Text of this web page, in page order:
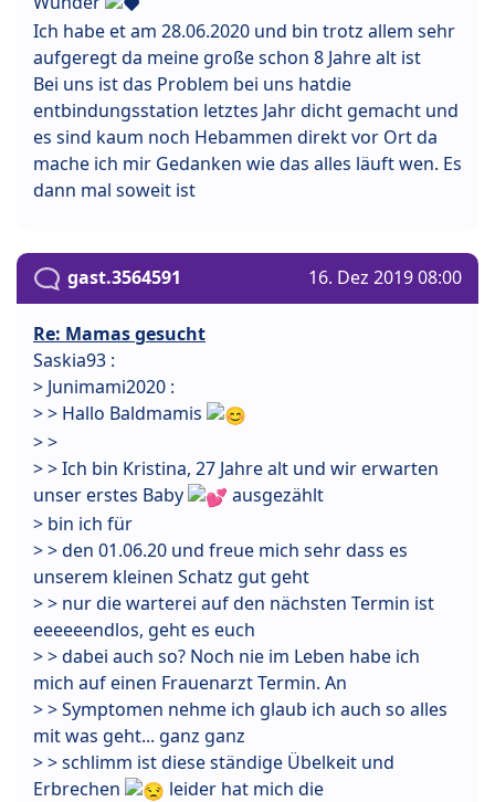
Ich habe et am 28.06.2020 und bin trotz allem sehr
aufgeregt da meine große schon 8 Jahre alt ist
Bei uns ist das Problem bei uns hatdie
entbindungsstation letztes Jahr dicht gemacht und
es sind kaum noch Hebammen direkt vor Ort da
mache ich mir Gedanken wie das alles läuft wen. Es
dann mal soweit ist
gast.3564591 16. Dez 2019 08:00
Re: Mamas gesucht
Saskia93 :
> Junimami2020 :
> > Hallo Baldmamis
> >
> > Ich bin Kristina, 27 Jahre alt und wir erwarten
unser erstes Baby
ausgezählt
> bin ich für
> > den 01.06.20 und freue mich sehr dass es
unserem kleinen Schatz gut geht
> > nur die warterei auf den nächsten Termin ist
eeeeeendlos, geht es euch
> > dabei auch so? Noch nie im Leben habe ich
mich auf einen Frauenarzt Termin. An
> > Symptomen nehme ich glaub ich auch so alles
mit was geht... ganz ganz
> > schlimm ist diese ständige Übelkeit und
Erbrechen
leider hat mich die